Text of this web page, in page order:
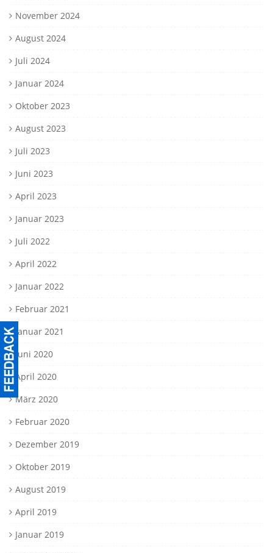
November 2024
August 2024
Juli 2024
Januar 2024
Oktober 2023
August 2023
Juli 2023
Juni 2023
April 2023
Januar 2023
Juli 2022
April 2022
Januar 2022
Februar 2021
Januar 2021
Juni 2020
April 2020
März 2020
Februar 2020
Dezember 2019
Oktober 2019
August 2019
April 2019
Januar 2019